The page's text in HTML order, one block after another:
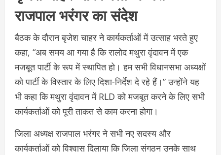
राजपाल भरंगर का संदेश
बैठक के दौरान बृजेश चाहर ने कार्यकर्ताओं में उत्साह भरते हुए
कहा, “अब समय आ गया है कि रालोद मथुरा वृंदावन में एक
मजबूत पार्टी के रूप में स्थापित हो। हम सभी विधानसभा अध्यक्षों
को पार्टी के विस्तार के लिए दिशा-निर्देश दे रहे हैं।” उन्होंने यह
भी कहा कि मथुरा वृंदावन में RLD को मजबूत करने के लिए सभी
कार्यकर्ताओं को पूरी ताकत से काम करना होगा।
जिला अध्यक्ष राजपाल भरंगर ने सभी नए सदस्य और
कार्यकर्ताओं को विश्वास दिलाया कि जिला संगठन उनके साथ